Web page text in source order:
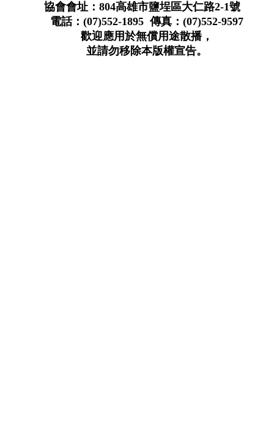
協會會址：804高雄市鹽埕區大仁路2-1號
電話：(07)552-1895 傳真：(07)552-9597
歡迎應用於無償用途散播，
並請勿移除本版權宣告。